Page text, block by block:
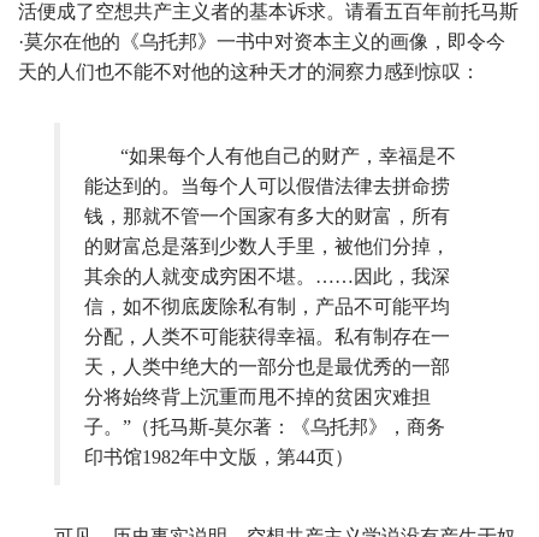
活便成了空想共产主义者的基本诉求。请看五百年前托马斯
·莫尔在他的《乌托邦》一书中对资本主义的画像，即令今
天的人们也不能不对他的这种天才的洞察力感到惊叹：
“如果每个人有他自己的财产，幸福是不
能达到的。当每个人可以假借法律去拼命捞
钱，那就不管一个国家有多大的财富，所有
的财富总是落到少数人手里，被他们分掉，
其余的人就变成穷困不堪。……因此，我深
信，如不彻底废除私有制，产品不可能平均
分配，人类不可能获得幸福。私有制存在一
天，人类中绝大的一部分也是最优秀的一部
分将始终背上沉重而甩不掉的贫困灾难担
子。” （托马斯-莫尔著：《乌托邦》，商务
印书馆1982年中文版，第44页）